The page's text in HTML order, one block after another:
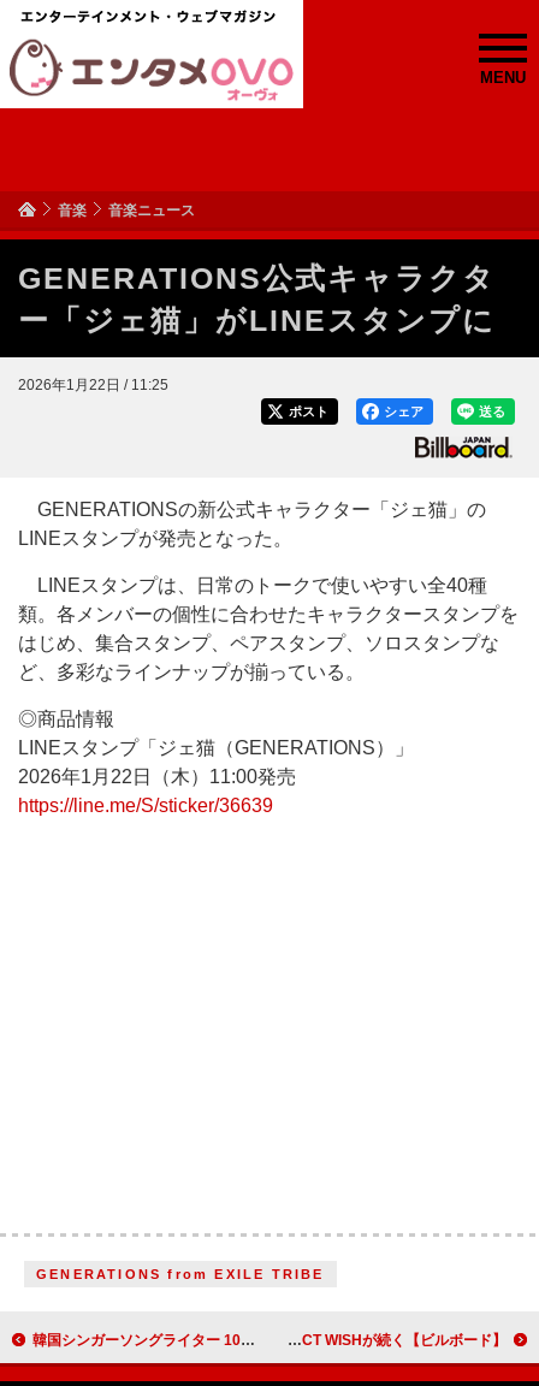
MENU
音楽 音楽ニュース
GENERATIONS公式キャラクタ
ー「ジェ猫」がLINEスタンプに
2026年1月22日 / 11:25
送る
シェア
ポスト
GENERATIONSの新公式キャラクター「ジェ猫」の
LINEスタンプが発売となった。
LINEスタンプは、日常のトークで使いやすい全40種
類。各メンバーの個性に合わせたキャラクタースタンプを
はじめ、集合スタンプ、ペアスタンプ、ソロスタンプな
ど、多彩なラインナップが揃っている。
◎商品情報
LINEスタンプ「ジェ猫（GENERATIONS）」
2026年1月22日（木）11:00発売
https://line.me/S/sticker/36639
GENERATIONS from EXILE TRIBE
韓国シンガーソングライター 10CM（シプセンチ）、約1年7か月ぶり単独来日公演が3月に決定 【ビルボード】乃木坂46『My respect』が総合アルバム首位 King & Prince／NCT WISHが続く